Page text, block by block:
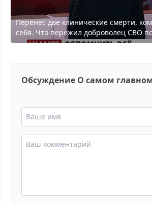
Перенес две клинические смерти,
себя. Что пережил доброволец СВО
Обсуждение О самом